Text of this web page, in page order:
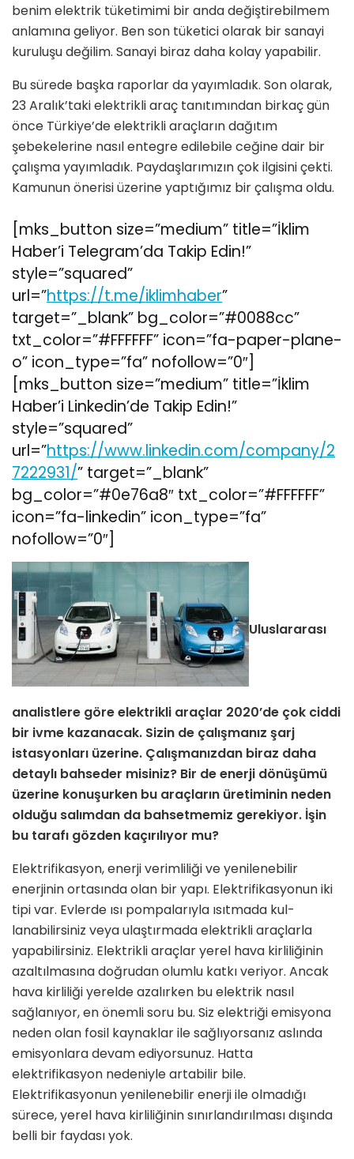
benim elektrik tüketimimi bir anda değiştirebilmem
anlamına geliyor. Ben son tüketici ola­rak bir sanayi
kuruluşu değilim. Sanayi biraz daha kolay yapabilir.
Bu sürede başka raporlar da yayımla­dık. Son olarak,
23 Aralık’taki elektrik­li araç tanıtımından birkaç gün
önce Türkiye’de elektrikli araçların dağıtım
şebekelerine nasıl entegre edilebile­ ceğine dair bir
çalışma yayımladık. Paydaşlarımızın çok ilgisini çekti.
Ka­munun önerisi üzerine yaptığımız bir çalışma oldu.
[mks_button size=”medium” title=”İklim
Haber’i Telegram’da Takip Edin!”
style=”squared”
url=”https://t.me/iklimhaber”
target=”_blank” bg_color=”#0088cc”
txt_color=”#FFFFFF” icon=”fa-paper-plane-
o” icon_type=”fa” nofollow=”0″]
[mks_button size=”medium” title=”İklim
Haber’i Linkedin’de Takip Edin!”
style=”squared”
url=”https://www.linkedin.com/company/2
7222931/” target=”_blank”
bg_color=”#0e76a8″ txt_color=”#FFFFFF”
icon=”fa-linkedin” icon_type=”fa”
nofollow=”0″]
Uluslararası
analistlere göre elektrik­li araçlar 2020’de çok ciddi
bir ivme kazanacak. Sizin de çalışmanız şarj
istasyonları üzerine. Çalışmanızdan biraz daha
detaylı bahseder misiniz? Bir de enerji dönüşümü
üzerine ko­nuşurken bu araçların üretiminin neden
olduğu salımdan da bahsetme­miz gerekiyor. İşin
bu tarafı gözden kaçırılıyor mu?
Elektrifikasyon, enerji verimliliği ve yenilenebilir
enerjinin ortasında olan bir yapı. Elektrifikasyonun iki
tipi var. Evlerde ısı pompalarıyla ısıtmada kul­
lanabilirsiniz veya ulaştırmada elekt­rikli araçlarla
yapabilirsiniz. Elektrikli araçlar yerel hava kirliliğinin
azaltılma­sına doğrudan olumlu katkı veriyor. Ancak
hava kirliliği yerelde azalırken bu elektrik nasıl
sağlanıyor, en önemli soru bu. Siz elektriği emisyona
neden olan fosil kaynaklar ile sağlıyorsanız as­lında
emisyonlara devam ediyorsunuz. Hatta
elektrifikasyon nedeniyle artabi­lir bile.
Elektrifikasyonun yenilenebilir enerji ile olmadığı
sürece, yerel hava kirliliğinin sınırlandırılması dışında
belli bir faydası yok.